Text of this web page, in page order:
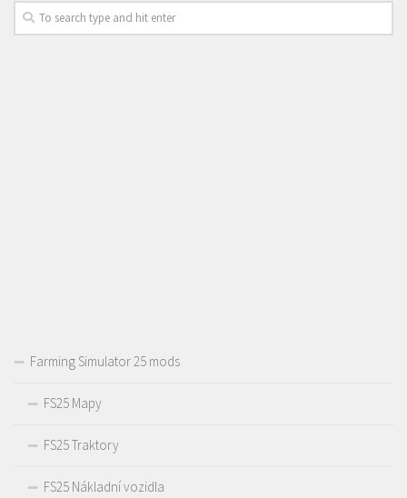
Farming Simulator 25 mods
FS25 Mapy
FS25 Traktory
FS25 Nákladní vozidla